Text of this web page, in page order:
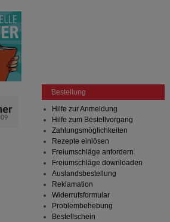
Bestellung
Hilfe zur Anmeldung
Hilfe zum Bestellvorgang
Zahlungsmöglichkeiten
Rezepte einlösen
Freiumschläge anfordern
Freiumschläge downloaden
Auslandsbestellung
Reklamation
Widerrufsformular
Problembehebung
Bestellschein